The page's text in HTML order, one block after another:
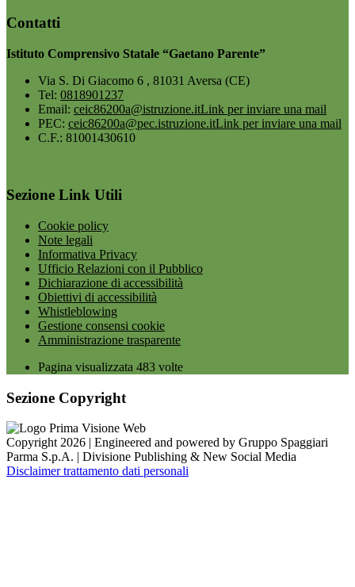
Contatti
Istituto Comprensivo Statale “Gaetano Parente”
Via S. Di Giacomo 6 , 81031 Aversa (CE)
Tel: 0818901237
Email: ceic86200a@istruzione.itLink per inviare una mail
PEC: ceic86200a@pec.istruzione.itLink per inviare una mail
C.F.: 81001430610
Sezione Link Utili
Cookie policy
Note legali
Informativa Privacy
Ufficio Relazioni con il Pubblico
Dichiarazione di accessibilità
Obiettivi di accessibilità
Whistleblowing
Gestione consensi cookie
Amministrazione trasparente
Pagina visualizzata 483 volte
Sezione Copyright
Copyright 2026 | Engineered and powered by Gruppo Spaggiari
Parma S.p.A. | Divisione Publishing & New Social Media
Disclaimer trattamento dati personali